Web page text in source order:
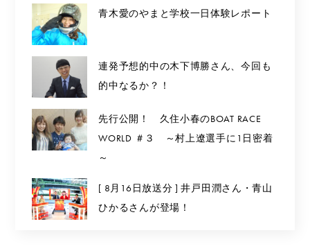
青木愛のやまと学校一日体験レポート
連発予想的中の木下博勝さん、今回も
的中なるか？！
先行公開！ 久住小春のBOAT RACE
WORLD ＃３ ～村上遼選手に1日密着
～
[ 8月16日放送分 ] 井戸田潤さん・青山
ひかるさんが登場！